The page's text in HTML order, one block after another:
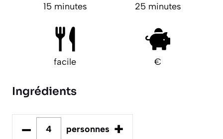
15 minutes 25 minutes
facile €
Ingrédients
– personnes +